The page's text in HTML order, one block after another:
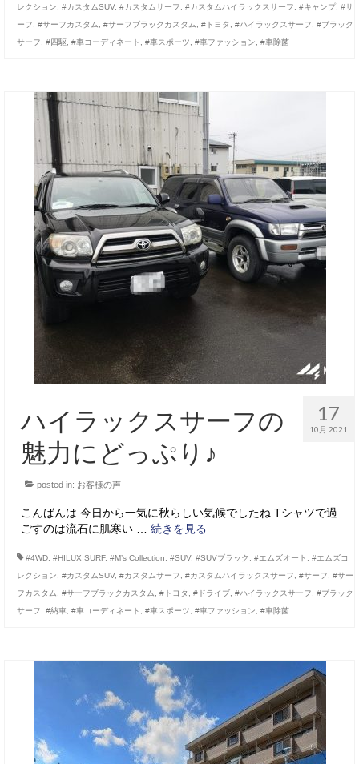
スタッフブログ
お客様の声
メールフォーム
電話はこちら
レクション
#カスタムSUV, #カスタムサーフ #カスタムハイラックスサーフ #キャンプ, #サ
ーフ
#サーフカスタム #サーフブラックカスタム #トヨタ #ハイラックスサーフ
#ブラック
サーフ
#四駆 #車コーディネート #車スポーツ #車ファッション #車除菌
17
10月 2021
ハイラックスサーフの
魅力にどっぷり♪
posted in: お客様の声
こんばんは 今日から一気に秋らしい気候でしたね Tシャツで過
ごすのは流石に肌寒い … 続きを見る
#4WD #HILUX SURF, #M’s Collection #SUV, #SUVブラック #エムズオート
#エムズコ
レクション
#カスタムSUV, #カスタムサーフ #カスタムハイラックスサーフ #サーフ
#サー
フカスタム
#サーフブラックカスタム #トヨタ #ドライブ #ハイラックスサーフ
#ブラック
サーフ
#納車 #車コーディネート #車スポーツ #車ファッション #車除菌